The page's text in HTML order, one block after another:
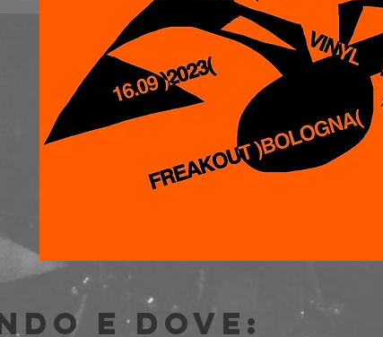
e dove: